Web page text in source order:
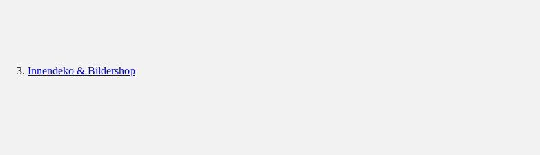
Innendeko & Bildershop